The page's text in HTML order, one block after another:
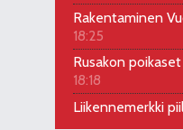
Rakentaminen
18:25
Rusakon
18:18
Liikennemerkki